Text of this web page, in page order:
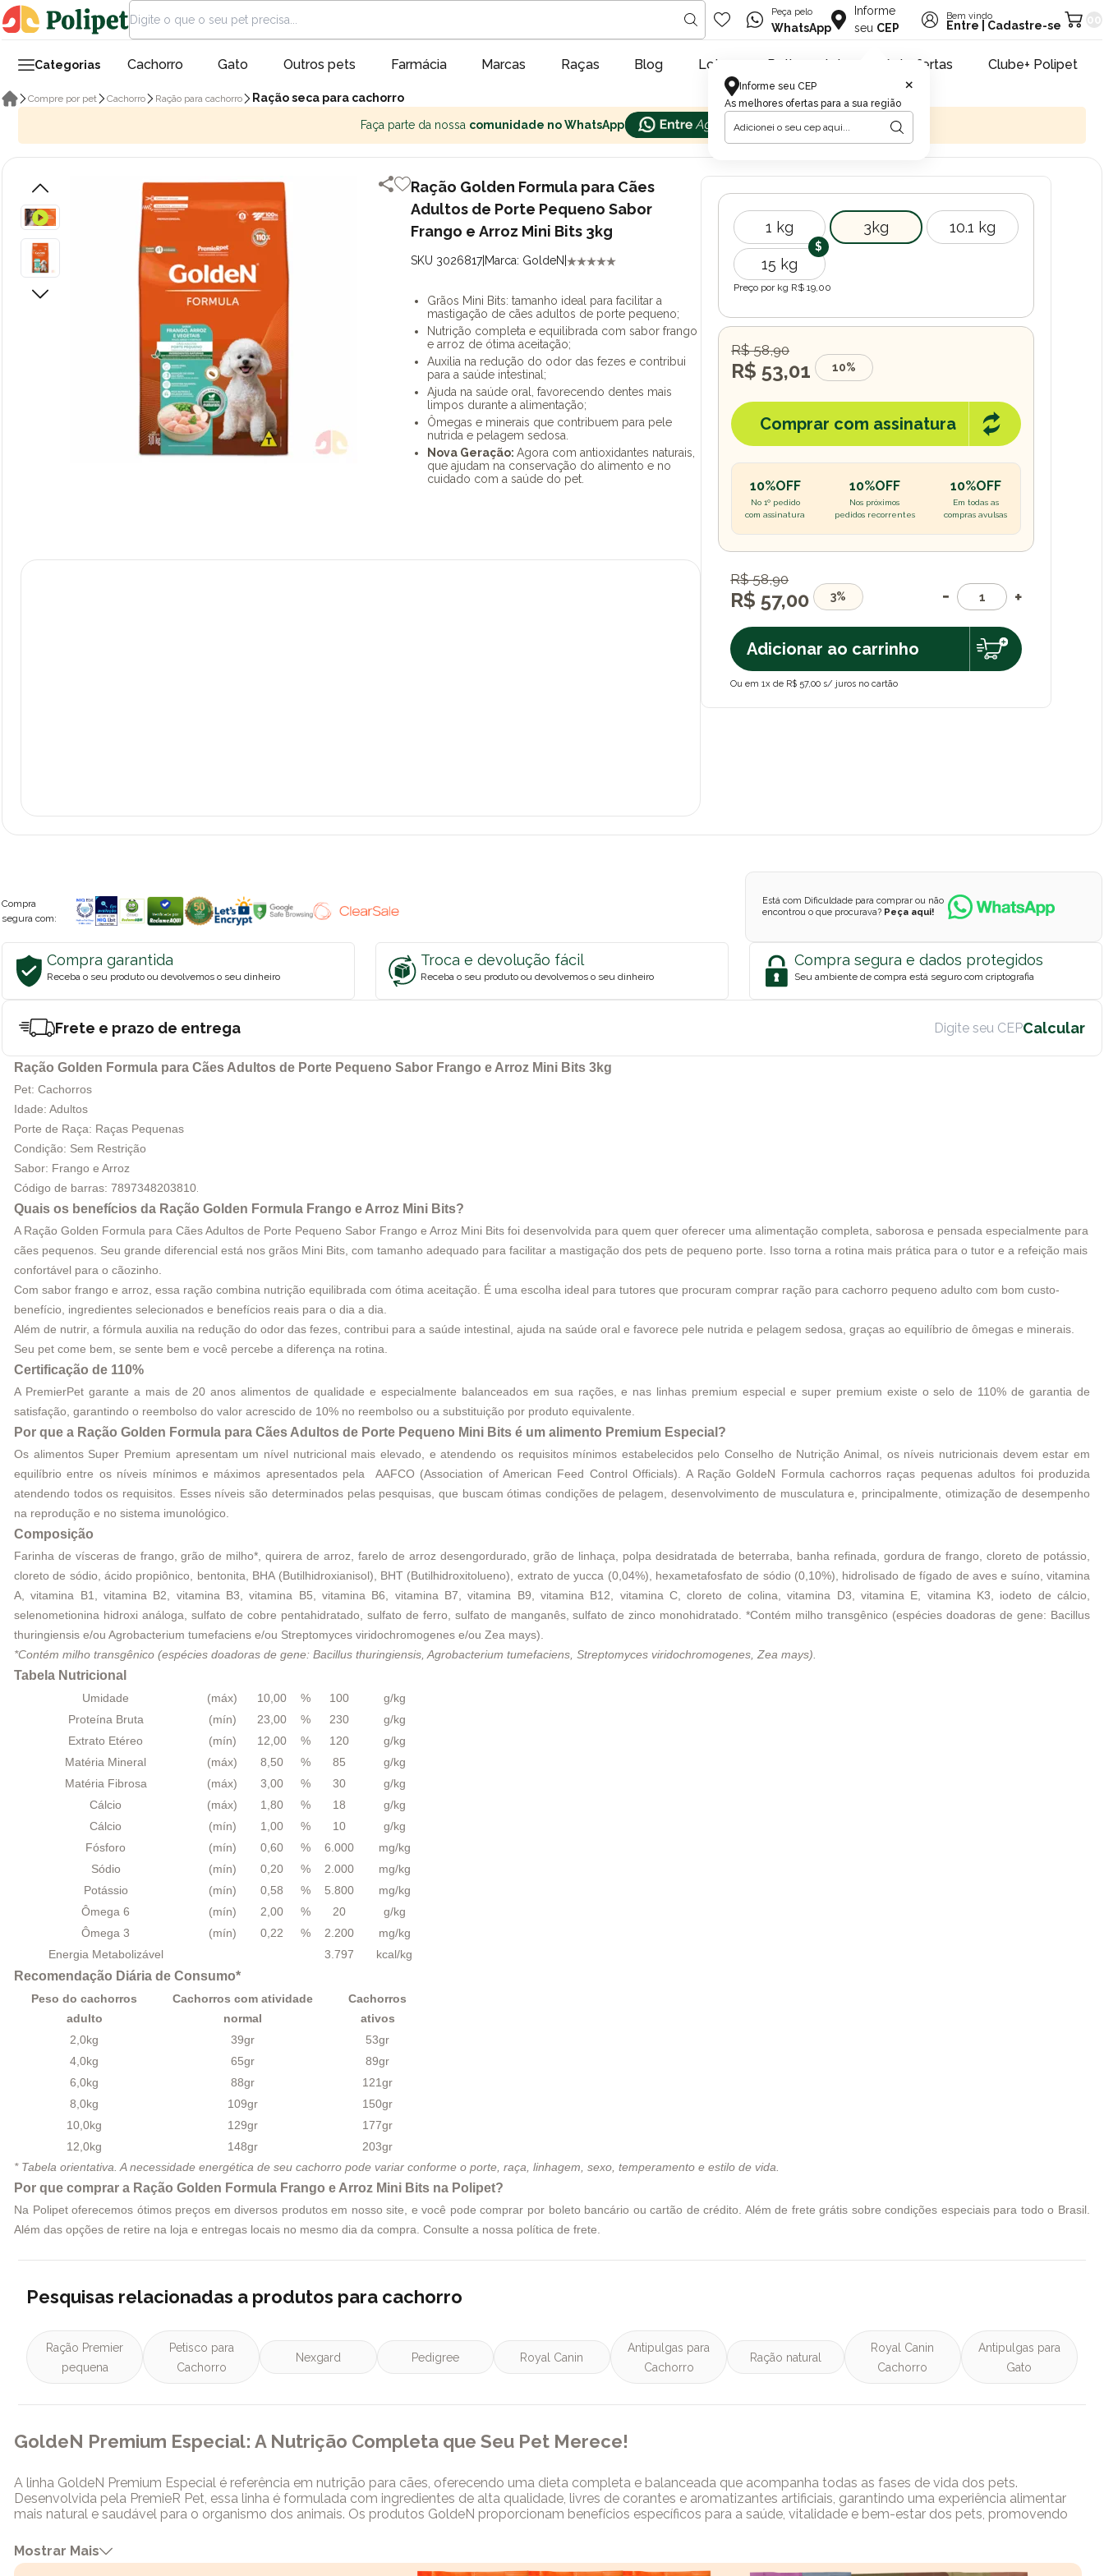
Peça pelo
WhatsApp
Informe
seu CEP
Informe seu CEP
As melhores ofertas para a sua região
×
Bem vindo
Entre Cadastre-se
Categorias Cachorro Gato Outros pets Farmácia Marcas Raças Blog Lojas Retire na loja Pet ofertas Clube+ Polipet
Faça parte da nossa comunidade no WhatsApp
Compre por pet Cachorro Ração para cachorro Ração seca para cachorro
Ração Golden Formula para Cães
Adultos de Porte Pequeno Sabor
Frango e Arroz Mini Bits 3kg
SKU 3026817| Marca: GoldeN |
Grãos Mini Bits: tamanho ideal para facilitar a
mastigação de cães adultos de porte pequeno;
Nutrição completa e equilibrada com sabor frango
e arroz de ótima aceitação;
Auxilia na redução do odor das fezes e contribui
para a saúde intestinal;
Ajuda na saúde oral, favorecendo dentes mais
limpos durante a alimentação;
Ômegas e minerais que contribuem para pele
nutrida e pelagem sedosa.
Nova Geração:Agora com antioxidantes naturais,
que ajudam na conservação do alimento e no
cuidado com a saúde do pet.
1 kg 3kg 10.1 kg
15 kg
Preço por kg R$19,00
R$ 58,90
R$ 57,00 3%
Adicionar ao carrinho
Ou em 1x de R$ 57,00 s/ juros no cartão
R$ 58,90
R$ 53,01 10%
Comprar com assinatura
10%OFF
No 1º pedido
com assinatura
10%OFF
Nos próximos
pedidos recorrentes
10%OFF
Em todas as
compras avulsas
Compra
segura com:
Está com Dificuldade para comprar ou não
encontrou o que procurava? Peça aqui!
Compra garantida
Receba o seu produto ou devolvemos o seu dinheiro
Troca e devolução fácil
Receba o seu produto ou devolvemos o seu dinheiro
Compra segura e dados protegidos
Seu ambiente de compra está seguro com criptografia
Frete e prazo de entrega
Ração Golden Formula para Cães Adultos de Porte Pequeno Sabor Frango e Arroz Mini Bits 3kg
Pet: Cachorros
Idade: Adultos
Porte de Raça: Raças Pequenas
Condição: Sem Restrição
Sabor: Frango e Arroz
Código de barras: 7897348203810
Quais os benefícios da Ração Golden Formula Frango e Arroz Mini Bits?
A Ração Golden Formula para Cães Adultos de Porte Pequeno Sabor Frango e Arroz Mini Bits foi desenvolvida para quem quer oferecer uma alimentação completa, saborosa e pensada especialmente para
cães pequenos. Seu grande diferencial está nos grãos Mini Bits, com tamanho adequado para facilitar a mastigação dos pets de pequeno porte. Isso torna a rotina mais prática para o tutor e a refeição mais
confortável para o cãozinho.
Com sabor frango e arroz, essa ração combina nutrição equilibrada com ótima aceitação. É uma escolha ideal para tutores que procuram comprar ração para cachorro pequeno adulto com bom custo-
benefício, ingredientes selecionados e benefícios reais para o dia a dia.
Além de nutrir, a fórmula auxilia na redução do odor das fezes, contribui para a saúde intestinal, ajuda na saúde oral e favorece pele nutrida e pelagem sedosa, graças ao equilíbrio de ômegas e minerais.
Seu pet come bem, se sente bem e você percebe a diferença na rotina.
Certificação de 110%
A PremierPet garante a mais de 20 anos alimentos de qualidade e especialmente balanceados em sua rações, e nas linhas premium especial e super premium existe o selo de 110% de garantia de
satisfação, garantindo o reembolso do valor acrescido de 10% no reembolso ou a substituição por produto equivalente.
Por que a Ração Golden Formula para Cães Adultos de Porte Pequeno Mini Bits é um alimento Premium Especial?
Os alimentos Super Premium apresentam um nível nutricional mais elevado, e atendendo os requisitos mínimos estabelecidos pelo Conselho de Nutrição Animal, os níveis nutricionais devem estar em
equilíbrio entre os níveis mínimos e máximos apresentados pela AAFCO (Association of American Feed Control Officials). A Ração GoldeN Formula cachorros raças pequenas adultos foi produzida
atendendo todos os requisitos. Esses níveis são determinados pelas pesquisas, que buscam ótimas condições de pelagem, desenvolvimento de musculatura e, principalmente, otimização de desempenho
na reprodução e no sistema imunológico.
Composição
Farinha de vísceras de frango, grão de milho*, quirera de arroz, farelo de arroz desengordurado, grão de linhaça, polpa desidratada de beterraba, banha refinada, gordura de frango, cloreto de potássio,
cloreto de sódio, ácido propiônico, bentonita, BHA (Butilhidroxianisol), BHT (Butilhidroxitolueno), extrato de yucca (0,04%), hexametafosfato de sódio (0,10%), hidrolisado de fígado de aves e suíno, vitamina
A, vitamina B1, vitamina B2, vitamina B3, vitamina B5, vitamina B6, vitamina B7, vitamina B9, vitamina B12, vitamina C, cloreto de colina, vitamina D3, vitamina E, vitamina K3, iodeto de cálcio,
selenometionina hidroxi análoga, sulfato de cobre pentahidratado, sulfato de ferro, sulfato de manganês, sulfato de zinco monohidratado. *Contém milho transgênico (espécies doadoras de gene: Bacillus
thuringiensis e/ou Agrobacterium tumefaciens e/ou Streptomyces viridochromogenes e/ou Zea mays).
*Contém milho transgênico (espécies doadoras de gene: Bacillus thuringiensis, Agrobacterium tumefaciens, Streptomyces viridochromogenes, Zea mays).
Tabela Nutricional
Umidade (máx) 10,00 % 100
g/kg
Proteína Bruta
(mín) 23,00 % 230
g/kg
Extrato Etéreo
(mín) 12,00 % 120
g/kg
Matéria Mineral
(máx) 8,50 % 85
g/kg
Matéria Fibrosa
(máx) 3,00 % 30
g/kg
Cálcio
(máx) 1,80 % 18
g/kg
Cálcio
(mín) 1,00 % 10
g/kg
Fósforo
(mín) 0,60 % 6.000
mg/kg
Sódio
(mín) 0,20 % 2.000
mg/kg
Potássio
(mín) 0,58 % 5.800
mg/kg
Ômega 6
(mín) 2,00 % 20
g/kg
Ômega 3
(mín) 0,22 % 2.200
mg/kg
Energia Metabolizável
3.797 kcal/kg
Recomendação Diária de Consumo*
Peso do cachorros
adulto
Cachorros com atividade
normal
Cachorros
ativos
2,0kg
39gr
53gr
4,0kg
65gr
89gr
6,0kg
88gr
121gr
8,0kg
109gr
150gr
10,0kg
129gr
177gr
12,0kg
148gr
203gr
* Tabela orientativa. A necessidade energética de seu cachorro pode variar conforme o porte, raça, linhagem, sexo, temperamento e estilo de vida.
Por que comprar a Ração Golden Formula Frango e Arroz Mini Bits na Polipet?
Na Polipet oferecemos ótimos preços em diversos produtos em nosso site, e você pode comprar por boleto bancário ou cartão de crédito. Além de frete grátis sobre condições especiais para todo o Brasil.
Além das opções de retire na loja e entregas locais no mesmo dia da compra. Consulte a nossa política de frete.
Pesquisas relacionadas a produtos para cachorro
Ração Premier
pequena
Petisco para
Cachorro
Nexgard Pedigree Royal Canin
Antipulgas para
Cachorro
Ração natural
Royal Canin
Cachorro
Antipulgas para
Gato
GoldeN Premium Especial: A Nutrição Completa que Seu Pet Merece!
A linha GoldeN Premium Especial é referência em nutrição para cães, oferecendo uma dieta completa e balanceada que acompanha todas as fases de vida dos pets.
Desenvolvida pela PremieR Pet, essa linha é formulada com ingredientes de alta qualidade, livres de corantes e aromatizantes artificiais, garantindo uma experiência alimentar
mais natural e saudável para o organismo dos animais. Os produtos GoldeN proporcionam benefícios específicos para a saúde, vitalidade e bem-estar dos pets, promovendo
problemas comuns em diferentes raças e idades. Neste artigo, você entenderá por que a GoldeN Premium Especial é a escolha ideal para tutores que buscam o melhor em
nutrição e qualidade de vida. Ao final, você conhecerá as vantagens dessa linha que acompanha o crescimento e a longevidade do seu pet, desde os primeiros meses até a fase
Mostrar Mais